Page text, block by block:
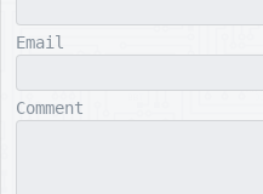
Email
Comment